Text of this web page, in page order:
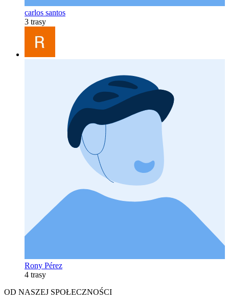
carlos santos
3 trasy
Rony Pérez
4 trasy
OD NASZEJ SPOŁECZNOŚCI